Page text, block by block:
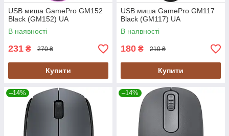
USB миша GamePro GM152
Black (GM152) UA
В наявності
231 ₴ 270 ₴
Купити
USB миша GamePro GM117
Black (GM117) UA
В наявності
180 ₴ 210 ₴
Купити
–14% –14%